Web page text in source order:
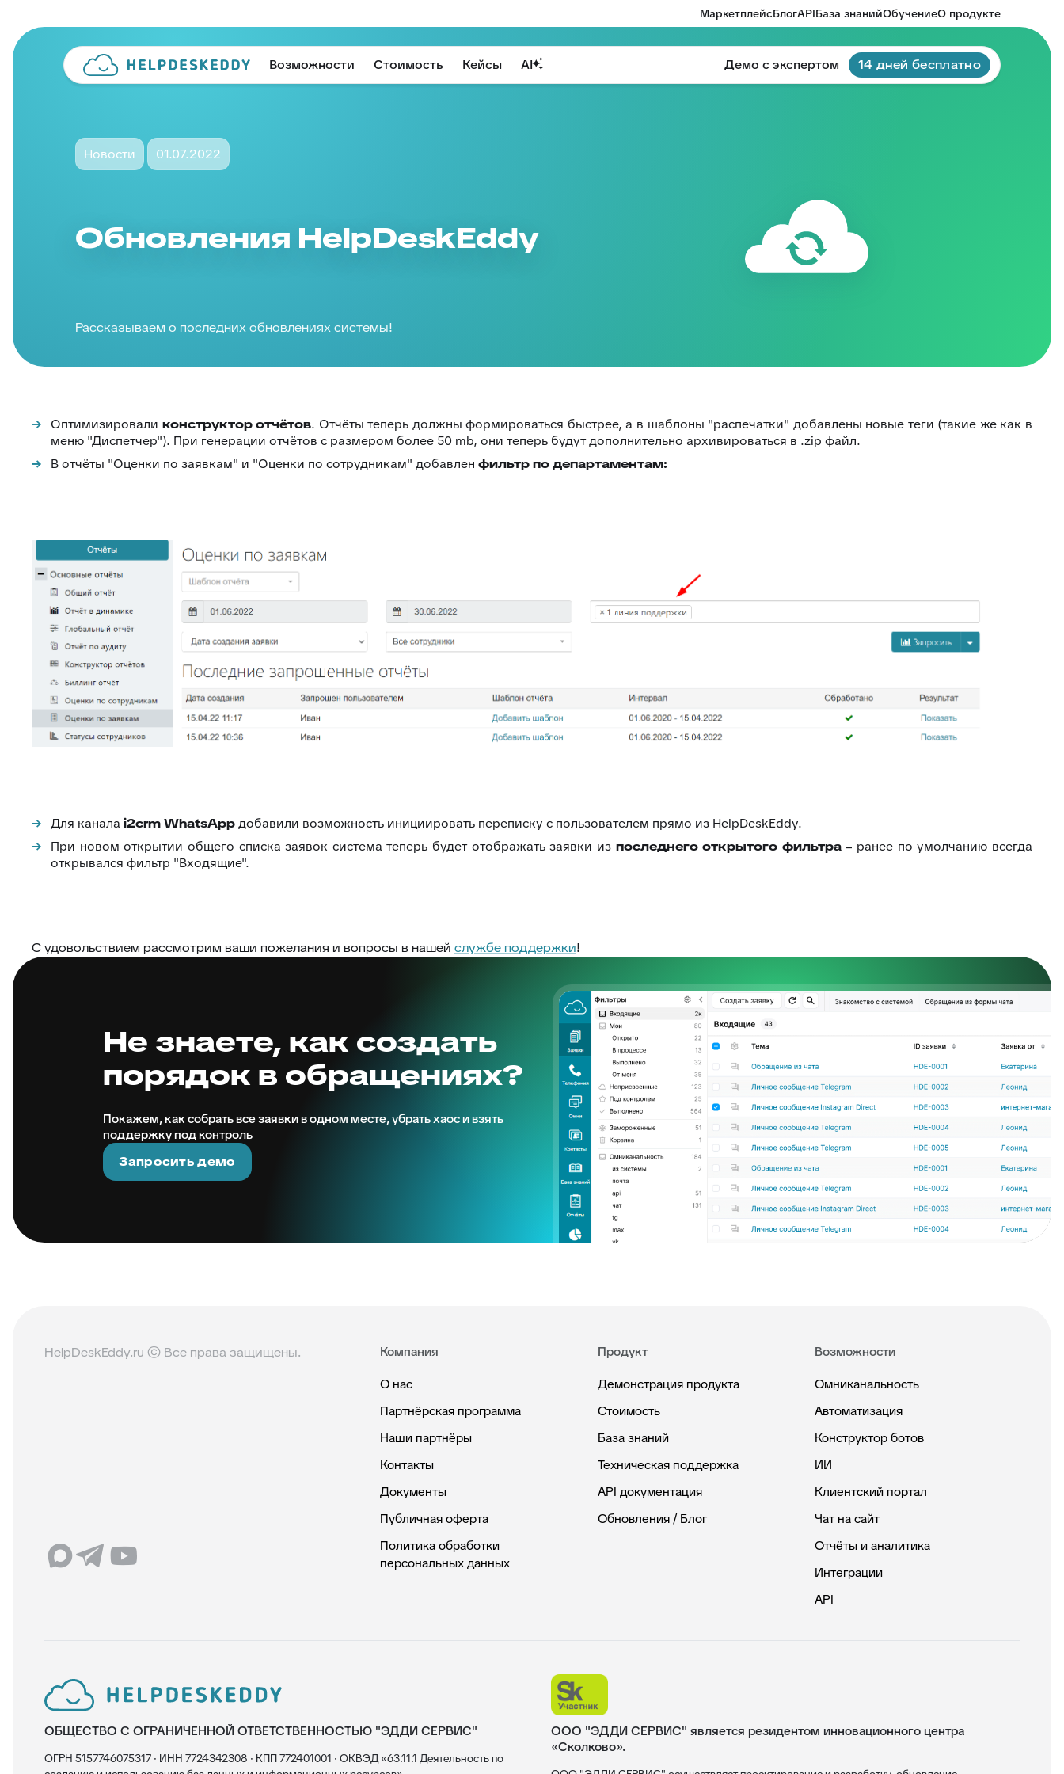
МаркетплейсБлогAPIБаза знанийОбучениеО продукте
Возможности Стоимость Кейсы AI Демо с экспертом 14 дней бесплатно
Новости 01.07.2022
Обновления HelpDeskEddy
Рассказываем о последних обновлениях системы!
Оптимизировали конструктор отчётов. Отчёты теперь должны формироваться быстрее, а в шаблоны "распечатки" добавлены новые теги (такие же как в
меню "Диспетчер"). При генерации отчётов с размером более 50 mb, они теперь будут дополнительно архивироваться в .zip файл.
В отчёты "Оценки по заявкам" и "Оценки по сотрудникам" добавлен фильтр по департаментам:
Для канала i2crm WhatsAppдобавили возможность инициировать переписку с пользователем прямо из HelpDeskEddy.
При новом открытии общего списка заявок система теперь будет отображать заявки изпоследнего открытого фильтра – ранее по умолчанию всегда
открывался фильтр "Входящие".
С удовольствием рассмотрим ваши пожелания и вопросы в нашей службе поддержки!
Не знаете, как создать
порядок в обращениях?
Покажем, как собрать все заявки в одном месте, убрать хаос и взять
поддержку под контроль
Запросить демо
HelpDeskEddy.ru © Все права защищены.
Компания
О нас
Партнёрская программа
Наши партнёры
Контакты
Документы
Публичная оферта
Политика обработки
персональных данных
Продукт
Демонстрация продукта
Стоимость
База знаний
Техническая поддержка
API документация
Обновления / Блог
Возможности
Омниканальность
Автоматизация
Конструктор ботов
ИИ
Клиентский портал
Чат на сайт
Отчёты и аналитика
Интеграции
API
ОБЩЕСТВО С ОГРАНИЧЕННОЙ ОТВЕТСТВЕННОСТЬЮ "ЭДДИ СЕРВИС"
ОГРН 5157746075317 · ИНН 7724342308 · КПП 772401001 · ОКВЭД «63.11.1 Деятельность по
ООО "ЭДДИ СЕРВИС" является резидентом инновационного центра
«Сколково».